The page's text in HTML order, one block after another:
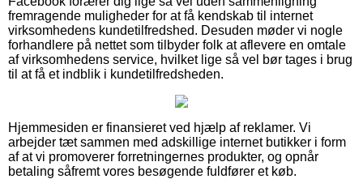
fremragende muligheder for at få kendskab til internet
virksomhedens kundetilfredshed. Desuden møder vi nogle
forhandlere på nettet som tilbyder folk at aflevere en omtale
af virksomhedens service, hvilket lige så vel bør tages i brug
til at få et indblik i kundetilfredsheden.
Hjemmesiden er finansieret ved hjælp af reklamer. Vi
arbejder tæt sammen med adskillige internet butikker i form
af at vi promoverer forretningernes produkter, og opnår
betaling såfremt vores besøgende fuldfører et køb.